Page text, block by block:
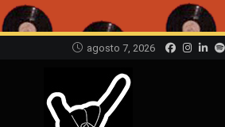
agosto 7, 2026